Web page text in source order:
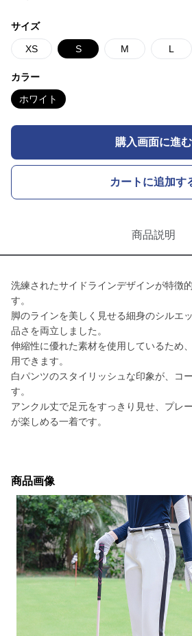
サイズ
XS S M L
カラー
ホワイト
購入画面に進む
カートに追加す
商品説明
洗練されたサイドラインデザインが特徴
す。
脚のラインを美しく見せる細身のシルエ
品さを両立しました。
伸縮性に優れた素材を使用しているため
用できます。
白パンツのスタイリッシュな印象が、コ
す。
アンクル丈で足元をすっきり見せ、プレ
が楽しめる一着です。
商品画像